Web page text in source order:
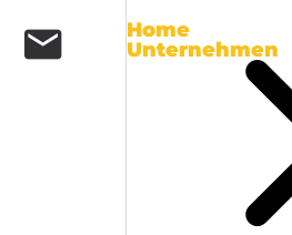
Home
Unternehmen